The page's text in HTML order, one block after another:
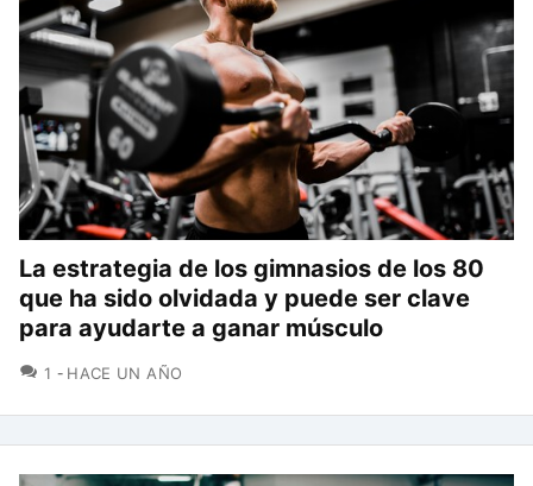
La estrategia de los gimnasios de los 80
que ha sido olvidada y puede ser clave
para ayudarte a ganar músculo
1 COMENTARIOS
HACE UN AÑO